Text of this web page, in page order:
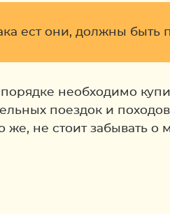
ест они, должны
необходимо
поездок и
не стоит забывать о